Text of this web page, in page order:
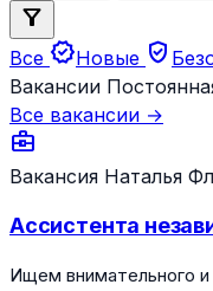
filter_alt
Все new_releasesНовые verified_user
Вакансии
Все вакансии →
business_center
Вакансия Наталья
Ассистента
Ищем внимательного и